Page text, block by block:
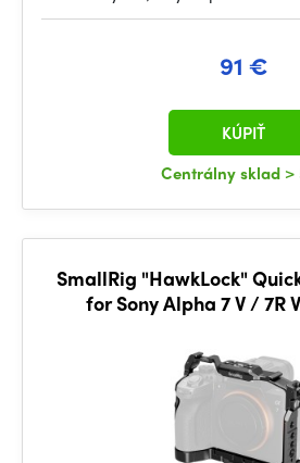
91 €
Centrálny sklad >
KÚPIŤ
SmallRig "HawkLock"
for Sony Alpha 7 V / 7R